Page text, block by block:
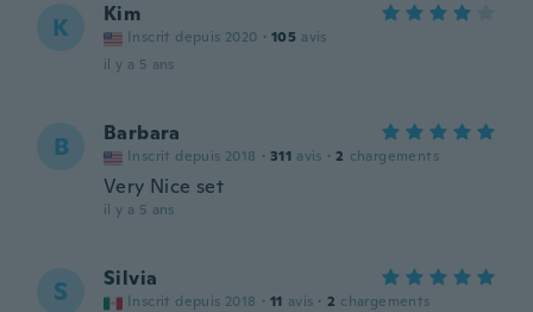
K Kim
Inscrit depuis 2020 · 105 avis
il y a 5 ans
B Barbara
Inscrit depuis 2018 · 311 avis · 2 chargements
Very Nice set
il y a 5 ans
S Silvia
Inscrit depuis 2018 · 11 avis · 2 chargements